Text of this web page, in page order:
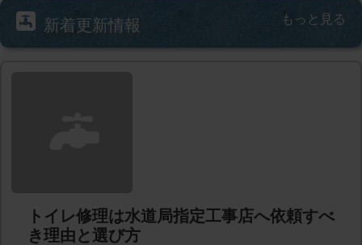
新着更新情報 もっと見る
トイレ修理は水道局指定工事店へ依頼すべ
き理由と選び方